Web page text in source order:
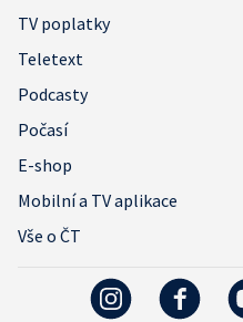
TV poplatky
Teletext
Podcasty
Počasí
E-shop
Mobilní a TV aplikace
Vše o ČT